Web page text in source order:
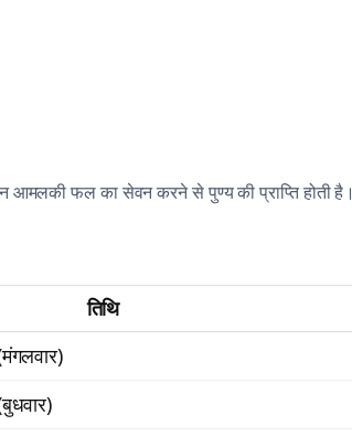
फल का सेवन करने से पुण्य की प्राप्ति होती है।
तिथि